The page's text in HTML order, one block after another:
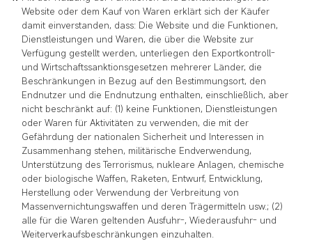
Website oder dem Kauf von Waren erklärt sich der Käufer
damit einverstanden, dass: Die Website und die Funktionen,
Dienstleistungen und Waren, die über die Website zur
Verfügung gestellt werden, unterliegen den Exportkontroll-
und Wirtschaftssanktionsgesetzen mehrerer Länder, die
Beschränkungen in Bezug auf den Bestimmungsort, den
Endnutzer und die Endnutzung enthalten, einschließlich, aber
nicht beschränkt auf: (1) keine Funktionen, Dienstleistungen
oder Waren für Aktivitäten zu verwenden, die mit der
Gefährdung der nationalen Sicherheit und Interessen in
Zusammenhang stehen, militärische Endverwendung,
Unterstützung des Terrorismus, nukleare Anlagen, chemische
oder biologische Waffen, Raketen, Entwurf, Entwicklung,
Herstellung oder Verwendung der Verbreitung von
Massenvernichtungswaffen und deren Trägermitteln usw.; (2)
alle für die Waren geltenden Ausfuhr-, Wiederausfuhr- und
Weiterverkaufsbeschränkungen einzuhalten.